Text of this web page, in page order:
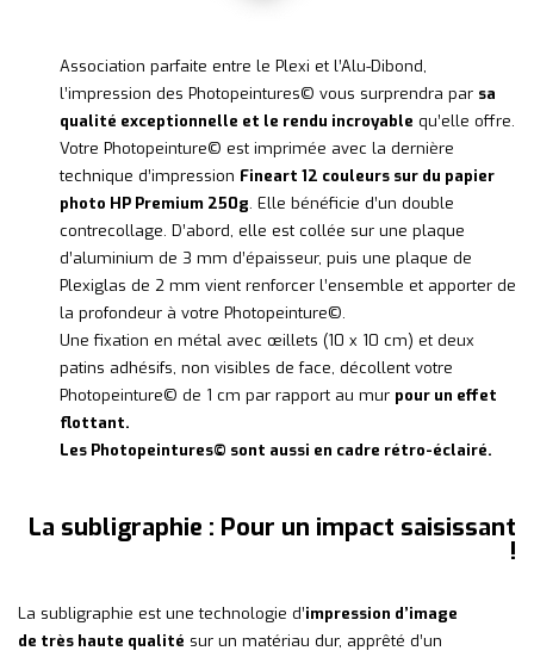
Association parfaite entre le Plexi et l’Alu-Dibond,
l’impression des Photopeintures© vous surprendra par sa
qualité exceptionnelle et le rendu incroyable qu’elle offre.
Votre Photopeinture© est imprimée avec la dernière
technique d’impression Fineart 12 couleurs sur du papier
photo HP Premium 250g. Elle bénéficie d’un double
contrecollage. D’abord, elle est collée sur une plaque
d’aluminium de 3 mm d’épaisseur, puis une plaque de
Plexiglas de 2 mm vient renforcer l’ensemble et apporter de
la profondeur à votre Photopeinture©.
Une fixation en métal avec œillets (10 x 10 cm) et deux
patins adhésifs, non visibles de face, décollent votre
Photopeinture© de 1 cm par rapport au mur pour un effet
flottant.
Les Photopeintures© sont aussi en cadre rétro-éclairé.
La subligraphie : Pour un impact saisissant
!
La subligraphie est une technologie d’impression d’image
de très haute qualité sur un matériau dur, apprêté d’un